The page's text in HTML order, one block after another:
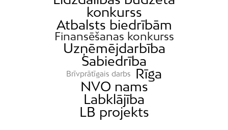
konkurss
Atbalsts biedrībām
Finansēšanas konkurss
Uzņēmējdarbība
Sabiedrība
Brīvprātīgais darbs
Rīga
NVO nams
Labklājība
LB projekts